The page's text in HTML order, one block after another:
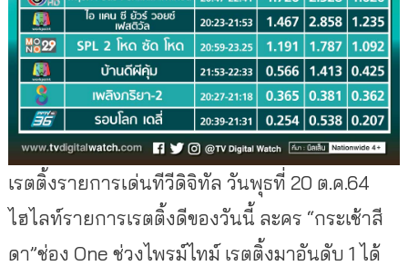
เรตติ้งรายการเด่นทีวีดิจิทัล วันพุธที่ 20 ต.ค.64
ไฮไลท์รายการเรตติ้งดีของวันนี้ ละคร “กระเช้าสี
ดา”ช่อง One ช่วงไพรม์ไทม์ เรตติ้งมาอันดับ 1 ได้